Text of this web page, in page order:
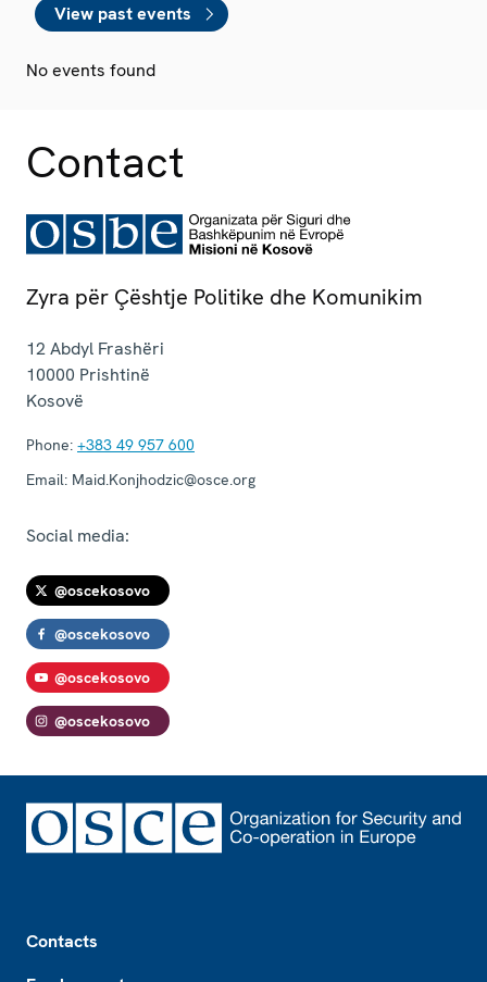
View past events
No events found
Contact
Zyra për Çështje Politike dhe Komunikim
12 Abdyl Frashëri
10000 Prishtinë
Kosovë
Phone: +383 49 957 600
Email: Maid.Konjhodzic@osce.org
Social media:
@oscekosovo
@oscekosovo
@oscekosovo
@oscekosovo
Contacts